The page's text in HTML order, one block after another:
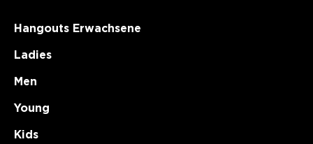
Hangouts Erwachsene
Ladies
Men
Young
Kids